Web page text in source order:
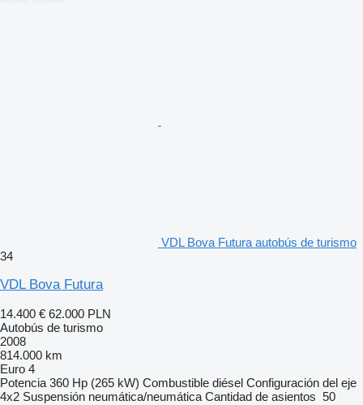
VDL Bova Futura autobús de turismo
34
VDL Bova Futura
14.400 € 62.000 PLN
Autobús de turismo
2008
814.000 km
Euro 4
Potencia 360 Hp (265 kW) Combustible diésel Configuración del eje
4x2 Suspensión neumática/neumática Cantidad de asientos 50